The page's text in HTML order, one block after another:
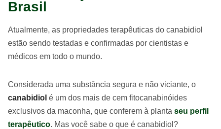
Brasil
Atualmente, as propriedades terapêuticas do canabidiol
estão sendo testadas e confirmadas por cientistas e
médicos em todo o mundo.
Considerada uma substância segura e não viciante, o
canabidiol é um dos mais de cem fitocanabinóides
exclusivos da maconha, que conferem à planta seu perfil
terapêutico. Mas você sabe o que é canabidiol?